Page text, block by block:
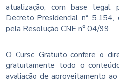
atualização, com base
Decreto Presidencial n°
pela Resolução CNE n° 04/99.
O Curso Gratuito confere o
gratuitamente todo o
avaliação de aproveitamento